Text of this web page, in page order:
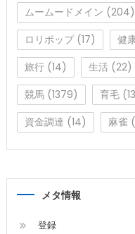
ムームードメイン (204)
ロリポップ(17) 健
旅行(14) 生活(22)
競馬(1379) 育毛
資金調達 (14) 麻雀
メタ情報
登録